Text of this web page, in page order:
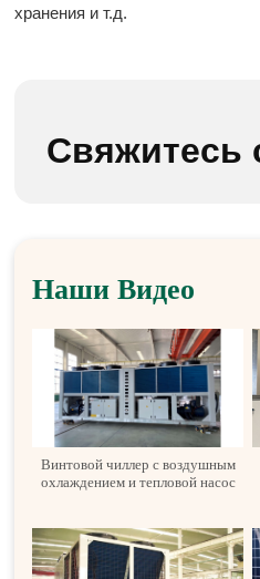
хранения и т.д.
Свяжитесь
Наши Видео
Винтовой чиллер с воздушным
охлаждением и тепловой насос